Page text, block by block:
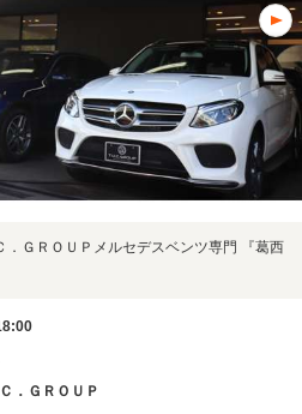
ＧＲＯＵＰメルセデスベンツ専門 『葛西
．ＧＲＯＵＰ